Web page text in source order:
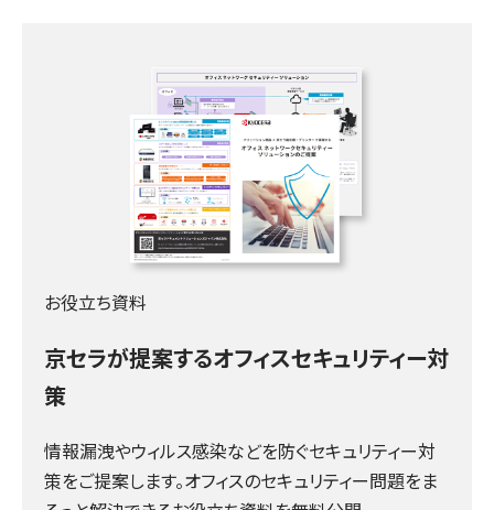
お役立ち資料
京セラが提案するオフィスセキュリティー対
策
情報漏洩やウィルス感染などを防ぐセキュリティー対
策をご提案します。オフィスのセキュリティー問題をま